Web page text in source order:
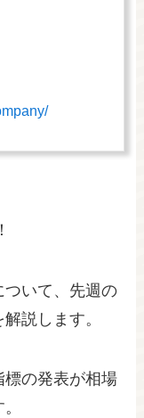
いて、先週の
説します。
の発表が相場